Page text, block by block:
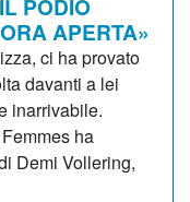
PODIO
APERTA»
ci ha provato
davanti a lei
inarrivabile.
ha
Demi Vollering,